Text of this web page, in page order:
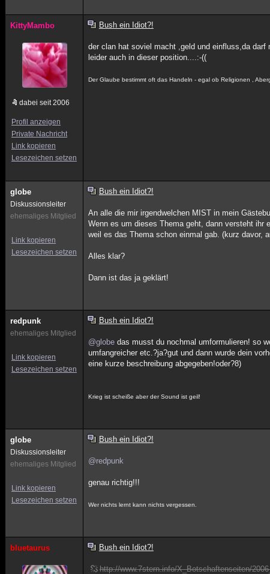
KittyMambo
dabei seit 2006
Profil anzeigen
Private Nachricht
Link kopieren
Lesezeichen setzen
Bush ein Idiot?!
der clan hat soviel macht ,geld und einfluss,da darf
leider auch in dieser position....:-((
Der Glaube bestimmt oft das Handeln - egal ob Religionen ,
globe
Diskussionsleiter
ehemaliges Mitglied
Link kopieren
Lesezeichen setzen
Bush ein Idiot?!
An alle die mir irgendwelchen MIST in mein
Wenn es um dieses Thema geht, dann versteht ihr
weil es das Thema schon einmal gab. (kurz davor,
Alles klar?
Dann ist das ja geklärt!
redpunk
ehemaliges Mitglied
Link kopieren
Lesezeichen setzen
Bush ein Idiot?!
@globe das musst du nochmal umformulieren! so
umfangreicher etc.?ja?gut und dann wurde dein
eine kurze beschreibung abgegeben!oder?8)
Krieg ist scheiße aber der Sound ist geil!
globe
Diskussionsleiter
ehemaliges Mitglied
Link kopieren
Lesezeichen setzen
Bush ein Idiot?!
@redpunk
genau richtig!!!
Wer nichts lernt kann nichts vergessen.
bluetaurus Bush ein Idiot?!
http://www.7stern.info/X_Botschaftenseiten/